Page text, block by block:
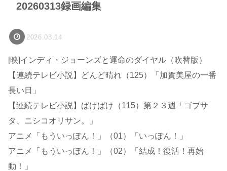
20260313録画編集
2026.03.14
[映]インディ・ジョーンズと運命のダイヤル（吹替版）
【連続テレビ小説】どんど晴れ（125）「加賀美屋の一番
長い日」
【連続テレビ小説】ばけばけ（115）第２３週「ゴブサ
タ、ニシコオリサン。」
アニメ「もういっぽん！」（01）「いっぽん！」
アニメ「もういっぽん！」（02）「結成！復活！再始
動！」